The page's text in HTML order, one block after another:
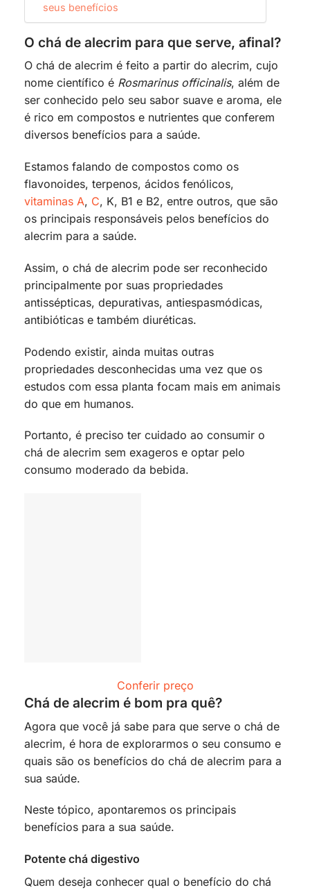
seus benefícios
O chá de alecrim para que serve, afinal?
O chá de alecrim é feito a partir do alecrim, cujo
nome científico é Rosmarinus officinalis, além de
ser conhecido pelo seu sabor suave e aroma, ele
é rico em compostos e nutrientes que conferem
diversos benefícios para a saúde.
Estamos falando de compostos como os
flavonoides, terpenos, ácidos fenólicos,
vitaminas A, C, K, B1 e B2, entre outros, que são
os principais responsáveis pelos benefícios do
alecrim para a saúde.
Assim, o chá de alecrim pode ser reconhecido
principalmente por suas propriedades
antissépticas, depurativas, antiespasmódicas,
antibióticas e também diuréticas.
Podendo existir, ainda muitas outras
propriedades desconhecidas uma vez que os
estudos com essa planta focam mais em animais
do que em humanos.
Portanto, é preciso ter cuidado ao consumir o
chá de alecrim sem exageros e optar pelo
consumo moderado da bebida.
Conferir preço
Chá de alecrim é bom pra quê?
Agora que você já sabe para que serve o chá de
alecrim, é hora de explorarmos o seu consumo e
quais são os benefícios do chá de alecrim para a
sua saúde.
Neste tópico, apontaremos os principais
benefícios para a sua saúde.
Potente chá digestivo
Quem deseja conhecer qual o benefício do chá